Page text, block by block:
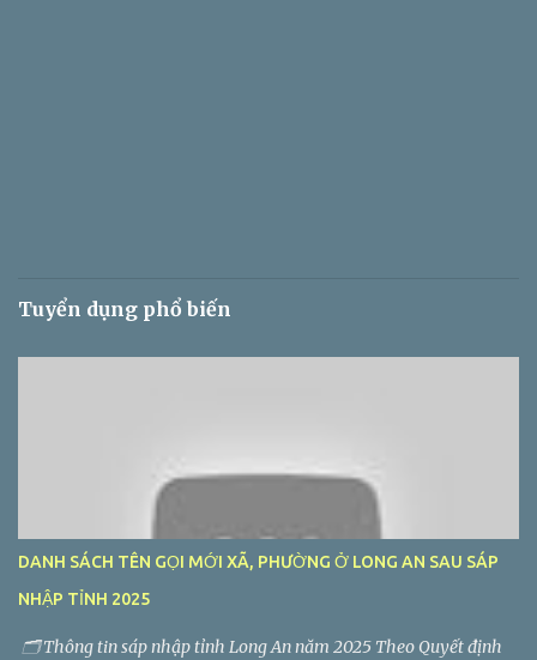
Tuyển dụng phổ biến
DANH SÁCH TÊN GỌI MỚI XÃ, PHƯỜNG Ở LONG AN SAU SÁP
NHẬP TỈNH 2025
🗂️ Thông tin sáp nhập tỉnh Long An năm 2025 Theo Quyết định